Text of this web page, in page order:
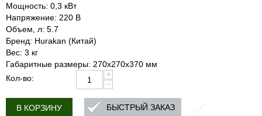
Мощность: 0,3 кВт
Напряжение: 220 В
Объем, л: 5.7
Бренд: Hurakan (Китай)
Вес: 3 кг
Габаритные размеры: 270x270x370 мм
Кол-во:
+
−
В КОРЗИНУ БЫСТРЫЙ ЗАКАЗ